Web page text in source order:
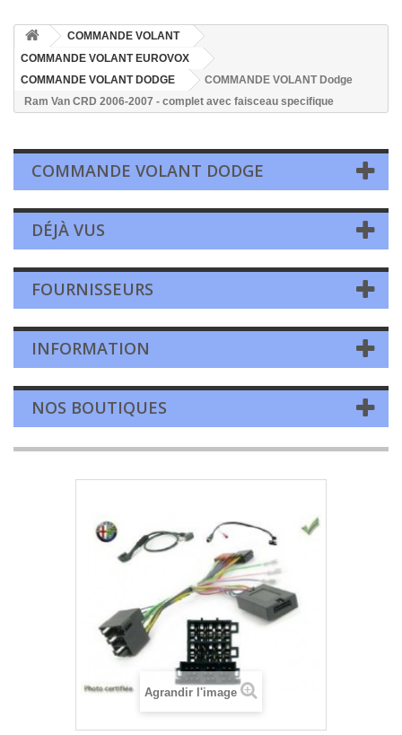
COMMANDE VOLANT
COMMANDE VOLANT EUROVOX
COMMANDE VOLANT DODGE
COMMANDE VOLANT Dodge
Ram Van CRD 2006-2007 - complet avec faisceau specifique
COMMANDE VOLANT DODGE
DÉJÀ VUS
FOURNISSEURS
INFORMATION
NOS BOUTIQUES
Agrandir l'image